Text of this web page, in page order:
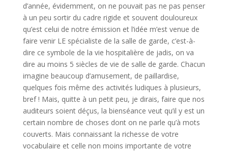
d’année, évidemment, on ne pouvait pas ne pas penser
à un peu sortir du cadre rigide et souvent douloureux
qu’est celui de notre émission et l’idée m’est venue de
faire venir LE spécialiste de la salle de garde, c’est-à-
dire ce symbole de la vie hospitalière de jadis, on va
dire au moins 5 siècles de vie de salle de garde. Chacun
imagine beaucoup d’amusement, de paillardise,
quelques fois même des activités ludiques à plusieurs,
bref ! Mais, quitte à un petit peu, je dirais, faire que nos
auditeurs soient déçus, la bienséance veut qu’il y est un
certain nombre de choses dont on ne parle qu’à mots
couverts. Mais connaissant la richesse de votre
vocabulaire et celle non moins importante de votre